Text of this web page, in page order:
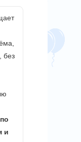
без
и